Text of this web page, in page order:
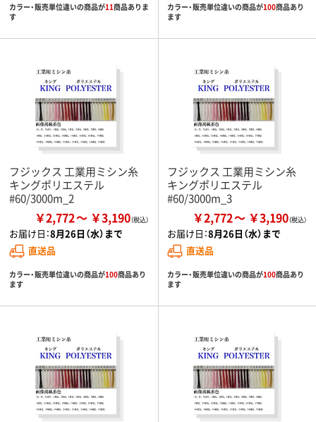
カラー・販売単位違いの商品が11商品ありま
す
カラー・販売単位違いの商品が100商品あり
ます
フジックス 工業用ミシン糸
キングポリエステル
#60/3000m_2
￥2,772 ￥3,190
お届け日：8月26日（水）まで
直送品
カラー・販売単位違いの商品が100商品あり
ます
フジックス 工業用ミシン糸
キングポリエステル
#60/3000m_3
￥2,772 ￥3,190
お届け日：8月26日（水）まで
直送品
カラー・販売単位違いの商品が100商品あり
ます